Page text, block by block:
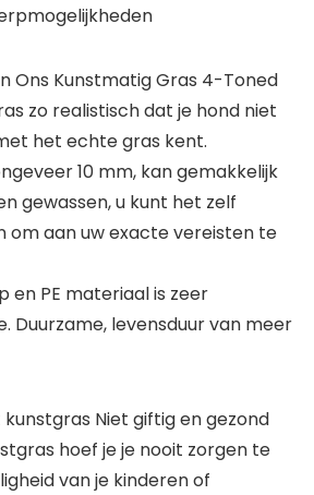
Ons Kunstmatig Gras 4-Toned
zo realistisch dat je hond niet
het echte gras kent.
10 mm, kan gemakkelijk
gewassen, u kunt het zelf
om aan uw exacte vereisten te
en PE materiaal is zeer
Duurzame, levensduur van meer
Niet giftig en gezond
hoef je je nooit zorgen te
van je kinderen of